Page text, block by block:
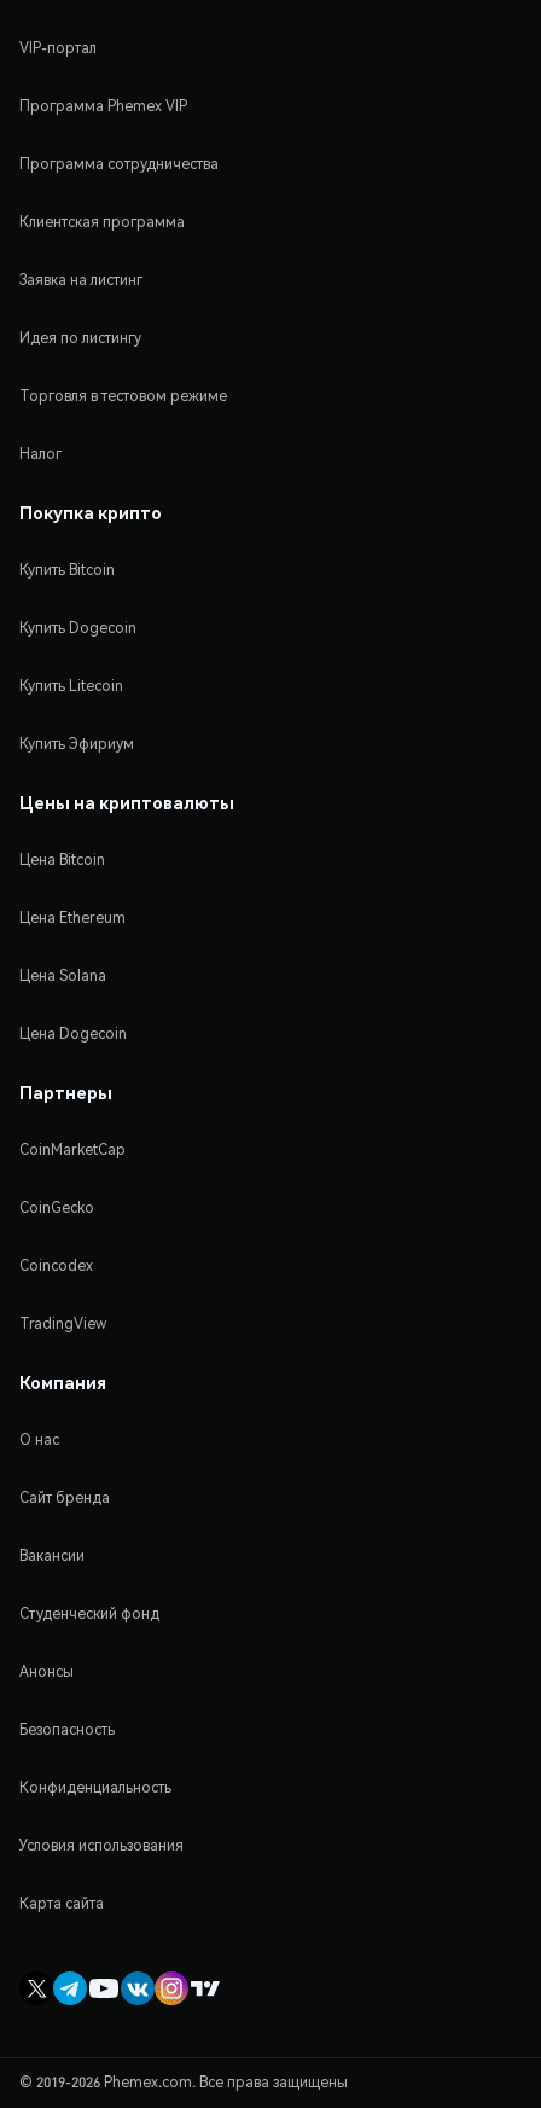
VIP-портал
Программа Phemex VIP
Программа сотрудничества
Клиентская программа
Заявка на листинг
Идея по листингу
Торговля в тестовом режиме
Налог
Покупка крипто
Купить Bitcoin
Купить Dogecoin
Купить Litecoin
Купить Эфириум
Цены на криптовалюты
Цена Bitcoin
Цена Ethereum
Цена Solana
Цена Dogecoin
Партнеры
CoinMarketCap
CoinGecko
Coincodex
TradingView
Компания
О нас
Сайт бренда
Вакансии
Студенческий фонд
Анонсы
Безопасность
Конфиденциальность
Условия использования
Карта сайта
© 2019-2026 Phemex.com. Все права защищены